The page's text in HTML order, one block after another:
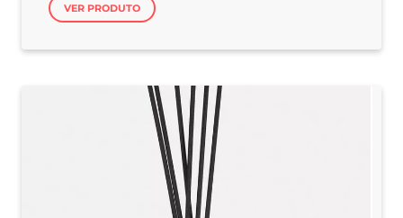
VER PRODUTO